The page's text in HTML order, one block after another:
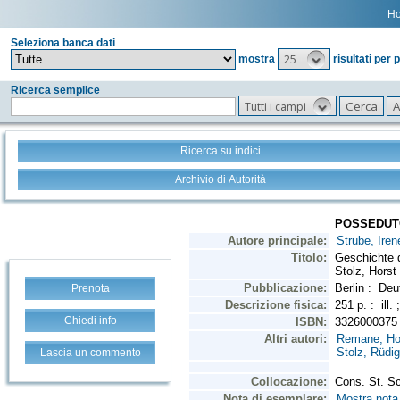
Seleziona banca dati
mostra
25 risultati per
Ricerca semplice
Tutti i campi
Ricerca su indici
Archivio di Autorità
Prenota
Chiedi info
Lascia un commento